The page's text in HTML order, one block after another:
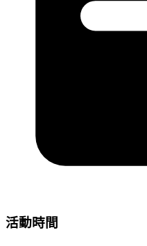
活動時間